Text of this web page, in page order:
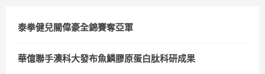
泰拳健兒關偉豪全錦賽奪亞軍
華億聯手澳科大發布魚鱗膠原蛋白肽科研成果